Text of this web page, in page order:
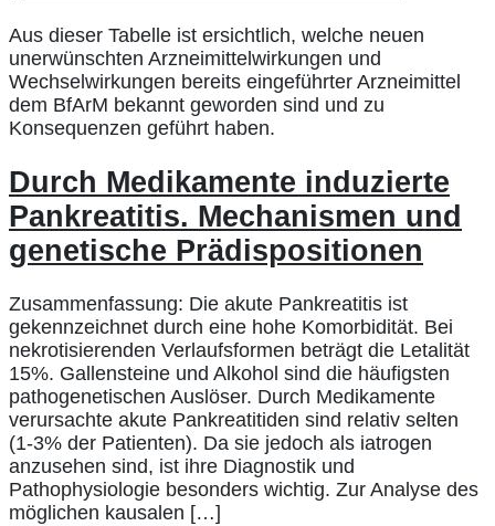
Aus dieser Tabelle ist ersichtlich, welche neuen
unerwünschten Arzneimittelwirkungen und
Wechselwirkungen bereits eingeführter Arzneimittel
dem BfArM bekannt geworden sind und zu
Konsequenzen geführt haben.
Durch Medikamente induzierte
Pankreatitis. Mechanismen und
genetische Prädispositionen
Zusammenfassung: Die akute Pankreatitis ist
gekennzeichnet durch eine hohe Komorbidität. Bei
nekrotisierenden Verlaufsformen beträgt die Letalität
15%. Gallensteine und Alkohol sind die häufigsten
pathogenetischen Auslöser. Durch Medikamente
verursachte akute Pankreatitiden sind relativ selten
(1-3% der Patienten). Da sie jedoch als iatrogen
anzusehen sind, ist ihre Diagnostik und
Pathophysiologie besonders wichtig. Zur Analyse des
möglichen kausalen […]